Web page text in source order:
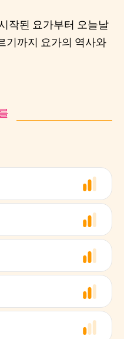
작된 요가부터 오늘날
기까지 요가의 역사와